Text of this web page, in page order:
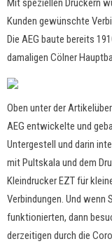
Mit speziellen Druckern
Kunden gewünschte
Die AEG baute bereits
damaligen Cölner
Oben unter der
AEG entwickelte und
Untergestell und darin
mit Pultskala und dem
Kleindrucker EZT für
Verbindungen. Und
funktionierten, dann
derzeitigen durch die